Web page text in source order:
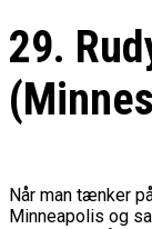
29.
Når man tænker
Minneapolis og